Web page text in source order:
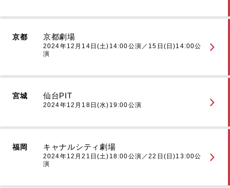
京都 京都劇場
2024年12月14日(土)14:00公演／15日(日)14:00公
演
宮城 仙台PIT
2024年12月18日(水)19:00公演
福岡 キャナルシティ劇場
2024年12月21日(土)18:00公演／22日(日)13:00公
演